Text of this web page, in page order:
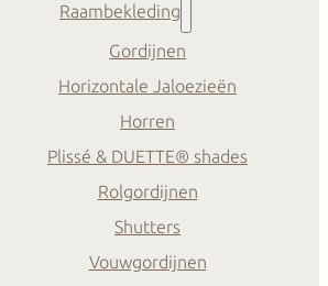
Raambekleding
Gordijnen
Horizontale Jaloezieën
Horren
Plissé & DUETTE® shades
Rolgordijnen
Shutters
Vouwgordijnen